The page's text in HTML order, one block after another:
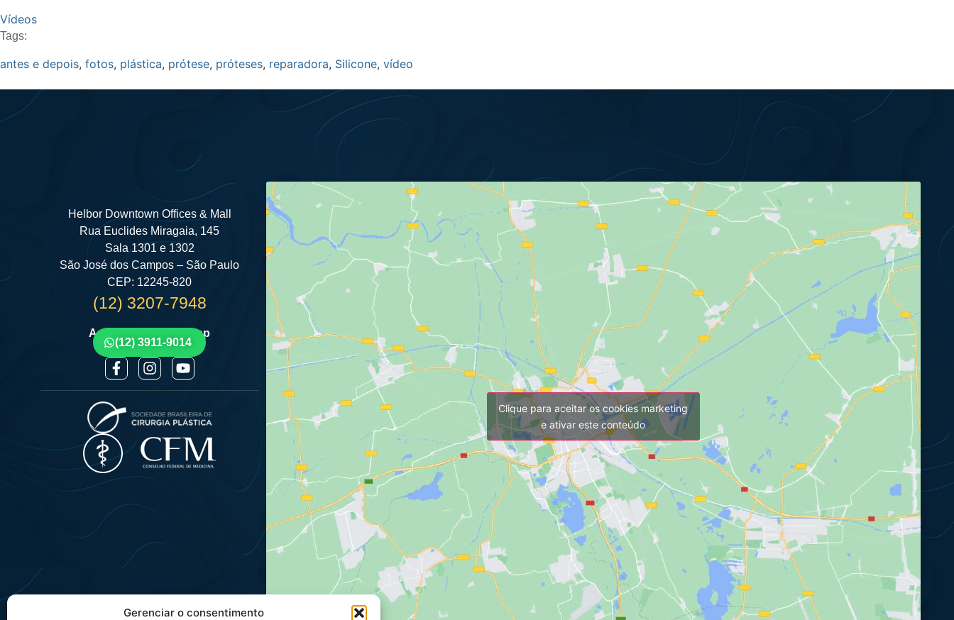
Gerenciar o consentimento
Vídeos
Tags:
antes e depois, fotos, plástica, prótese, próteses, reparadora, Silicone, vídeo
Helbor Downtown Offices & Mall
Rua Euclides Miragaia, 145
Sala 1301 e 1302
São José dos Campos – São Paulo
CEP: 12245-820
(12) 3207-7948
Agende por Whatsapp
(12) 3911-9014
Clique para aceitar os cookies marketing
e ativar este conteúdo